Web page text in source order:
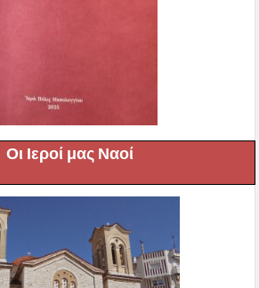
Οι Ιεροί μας Ναοί